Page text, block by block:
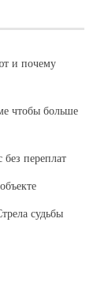
и почему
чтобы больше
переплат
судьбы